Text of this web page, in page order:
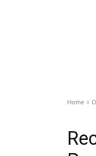
Home